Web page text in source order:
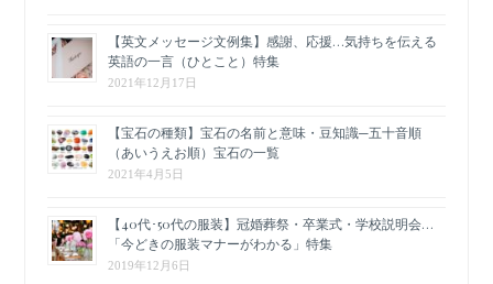
【英文メッセージ文例集】感謝、応援…気持ちを伝える
英語の一言（ひとこと）特集
2021年12月17日
【宝石の種類】宝石の名前と意味・豆知識─五十音順
（あいうえお順）宝石の一覧
2021年4月5日
【40代･50代の服装】冠婚葬祭・卒業式・学校説明会…
「今どきの服装マナーがわかる」特集
2019年12月6日